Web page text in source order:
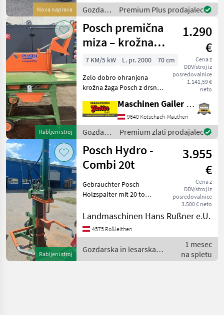
Nova naprava
Gozdarska
in
lesarska
mehanizacija
/ Posch
Premium Plus prodajalec
Rabljeni stroj
Posch premična
miza – krožna
žaga 700
1.290
€
Cena z
DDV/stroj iz
posredovalnice
1.141,59 €
neto
7 KM/5 kW L. pr. 2000
70 cm
Zelo dobro ohranjena
krožna žaga Posch z drsno
žage 700 mm, vrtljiv
podvozje, elektromotor 5, 5
kW, 400 V, takoj pripravljena
za uporabo. Ve
Maschinen Gailer GmbH
9640 Kötschach-Mauthen
Gozdarska
in
lesarska
mehanizacija
/ Posch
Premium zlati prodajalec
Rabljeni stroj
Posch Hydro -
Combi 20t
3.955
€
Cena z
DDV/stroj iz
posredovalnice
3.500 € neto
Gebrauchter Posch
Holzspalter mit 20 to
!! stoječi, Kardanski pogon, :
lesarska mehanizacija
Landmaschinen Hans Rußner e.U.
4575 Roßleithen
Gozdarska in lesarska
mehanizacija / Posch
1 mesec
na spletu